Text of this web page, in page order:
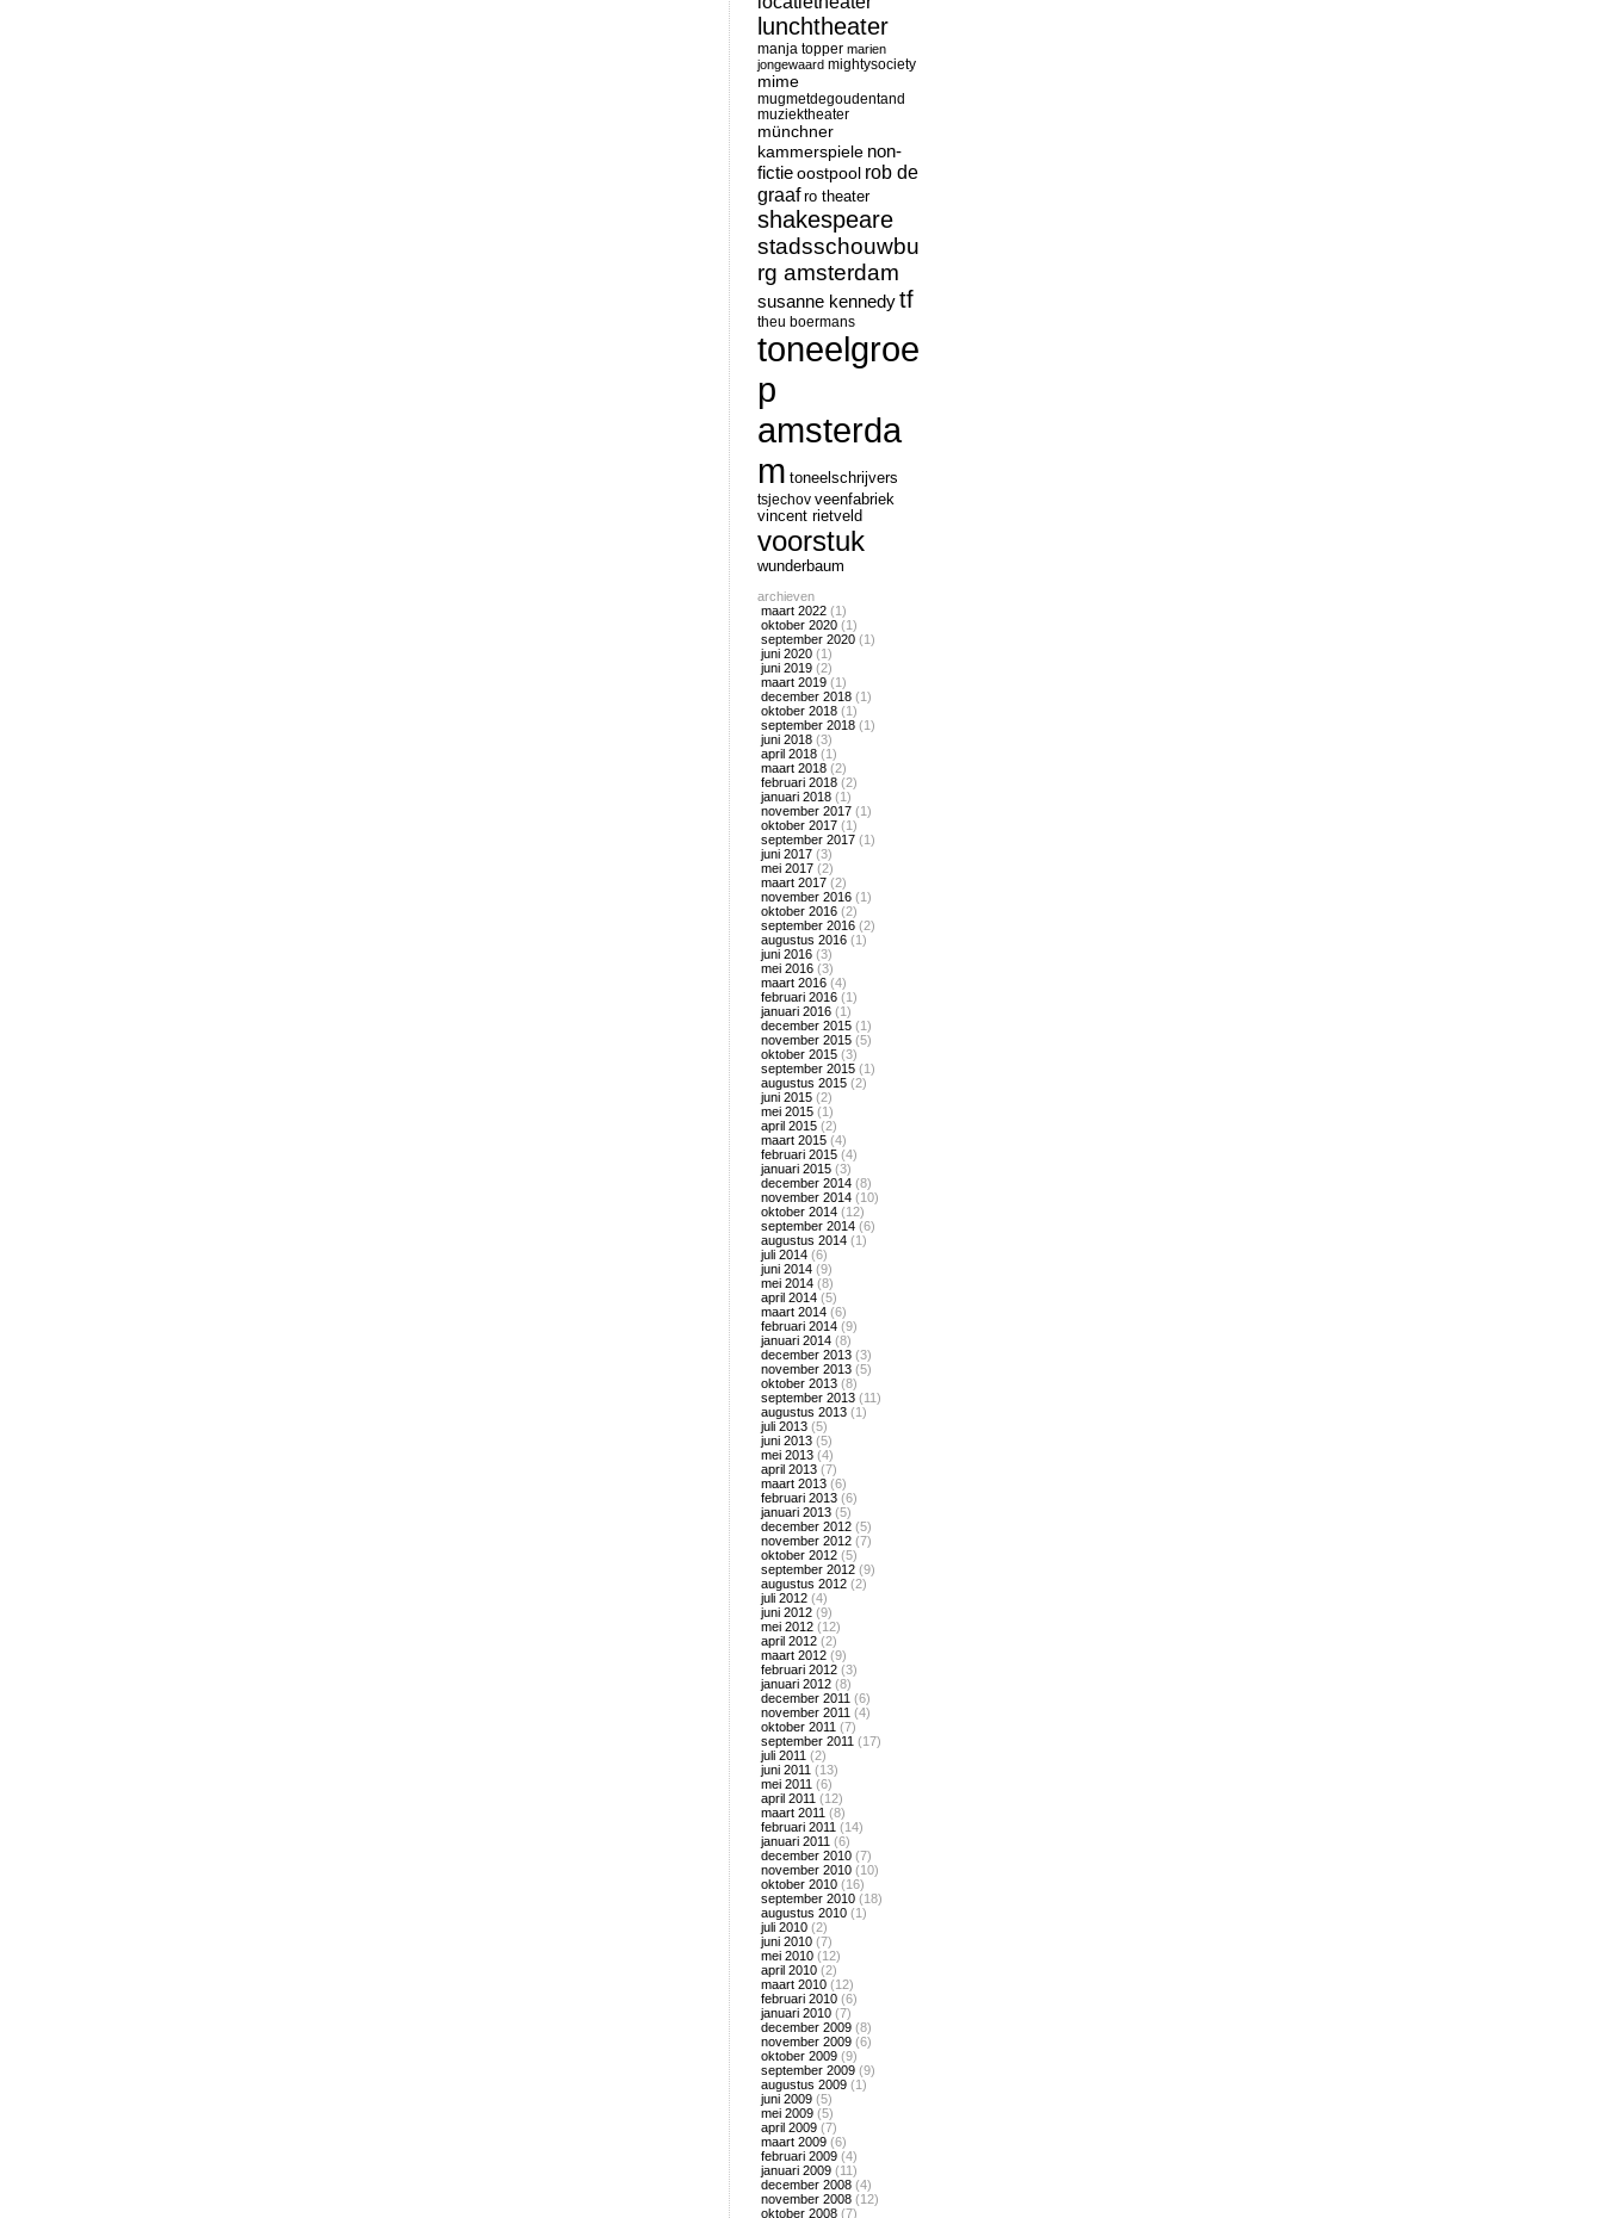
lunchtheater
manja topper marien
jongewaard mightysociety
mime
mugmetdegoudentand
muziektheater
münchner
kammerspiele non-
fictieoostpool rob de
graaf ro theater
shakespeare
stadsschouwbu
rg amsterdam
susanne kennedytf
theu boermans
toneelgroe
p
amsterda
m toneelschrijvers
tsjechov veenfabriek
vincent rietveld
voorstuk
wunderbaum
archieven
maart 2022 (1)
oktober 2020 (1)
september 2020 (1)
juni 2020 (1)
juni 2019 (2)
maart 2019 (1)
december 2018 (1)
oktober 2018 (1)
september 2018 (1)
juni 2018 (3)
april 2018 (1)
maart 2018 (2)
februari 2018 (2)
januari 2018 (1)
november 2017 (1)
oktober 2017 (1)
september 2017 (1)
juni 2017 (3)
mei 2017 (2)
maart 2017 (2)
november 2016 (1)
oktober 2016 (2)
september 2016 (2)
augustus 2016 (1)
juni 2016 (3)
mei 2016 (3)
maart 2016 (4)
februari 2016 (1)
januari 2016 (1)
december 2015 (1)
november 2015 (5)
oktober 2015 (3)
september 2015 (1)
augustus 2015 (2)
juni 2015 (2)
mei 2015 (1)
april 2015 (2)
maart 2015 (4)
februari 2015 (4)
januari 2015 (3)
december 2014 (8)
november 2014 (10)
oktober 2014 (12)
september 2014 (6)
augustus 2014 (1)
juli 2014 (6)
juni 2014 (9)
mei 2014 (8)
april 2014 (5)
maart 2014 (6)
februari 2014 (9)
januari 2014 (8)
december 2013 (3)
november 2013 (5)
oktober 2013 (8)
september 2013 (11)
augustus 2013 (1)
juli 2013 (5)
juni 2013 (5)
mei 2013 (4)
april 2013 (7)
maart 2013 (6)
februari 2013 (6)
januari 2013 (5)
december 2012 (5)
november 2012 (7)
oktober 2012 (5)
september 2012 (9)
augustus 2012 (2)
juli 2012 (4)
juni 2012 (9)
mei 2012 (12)
april 2012 (2)
maart 2012 (9)
februari 2012 (3)
januari 2012 (8)
december 2011 (6)
november 2011 (4)
oktober 2011 (7)
september 2011 (17)
juli 2011 (2)
juni 2011 (13)
mei 2011 (6)
april 2011 (12)
maart 2011 (8)
februari 2011 (14)
januari 2011 (6)
december 2010 (7)
november 2010 (10)
oktober 2010 (16)
september 2010 (18)
augustus 2010 (1)
juli 2010 (2)
juni 2010 (7)
mei 2010 (12)
april 2010 (2)
maart 2010 (12)
februari 2010 (6)
januari 2010 (7)
december 2009 (8)
november 2009 (6)
oktober 2009 (9)
september 2009 (9)
augustus 2009 (1)
juni 2009 (5)
mei 2009 (5)
april 2009 (7)
maart 2009 (6)
februari 2009 (4)
januari 2009 (11)
december 2008 (4)
november 2008 (12)
oktober 2008 (7)